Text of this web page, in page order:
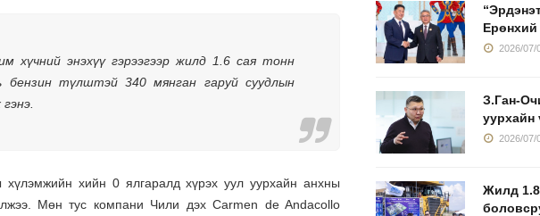
хүчний энэхүү гэрээгээр жилд 1.6 сая тонн
бензин түлштэй 340 мянган гаруй суудлын
хийн 0 ялгаралд хүрэх уул уурхайн анхны
Мөн тус компани Чили дэх Carmen de Andacollo
Ерөнхий
2026/07/
З.Ган-
уурхайн
2026/07/
Жилд 1.8